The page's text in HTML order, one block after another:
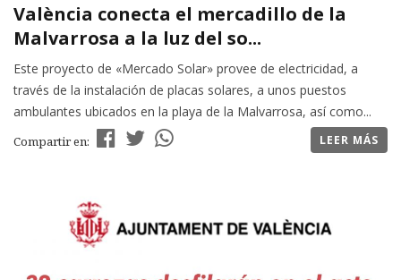
València conecta el mercadillo de la
Malvarrosa a la luz del so...
Este proyecto de «Mercado Solar» provee de electricidad, a
través de la instalación de placas solares, a unos puestos
ambulantes ubicados en la playa de la Malvarrosa, así como...
Compartir en: LEER MÁS